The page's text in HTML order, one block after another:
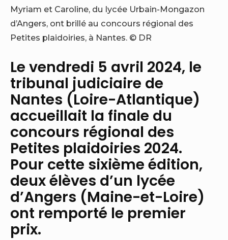
Myriam et Caroline, du lycée Urbain-Mongazon
d’Angers, ont brillé au concours régional des
Petites plaidoiries, à Nantes. © DR
Le vendredi 5 avril 2024, le
tribunal judiciaire de
Nantes (Loire-Atlantique)
accueillait la finale du
concours régional des
Petites plaidoiries 2024.
Pour cette sixième édition,
deux élèves d’un lycée
d’Angers (Maine-et-Loire)
ont remporté le premier
prix.